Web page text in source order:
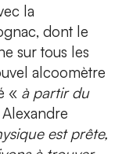
la
, dont le
sur tous les
alcoomètre
« à partir du
est prête,